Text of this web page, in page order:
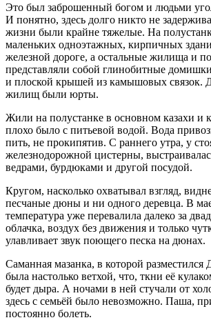
Это был заброшенный богом и людьми
И понятно, здесь долго никто не
жизни были крайне тяжелые. На
маленьких одноэтажных, кирпичных
железной дороге, а остальные жилища и
представляли собой глинобитные
и плоской крышей из камышовых связок.
жилищ были юрты.
Жили на полустанке в основном казахи и
плохо было с питьевой водой. Вода
пить, не прокипятив. С раннего утра, у
железнодорожной цистерны,
ведрами, бурдюками и другой посудой.
Кругом, насколько охватывал взгляд,
песчаные дюны и ни одного деревца. В
температура уже перевалила далеко за
облачка, воздух без движения и только
улавливает звук поющего песка на дюнах.
Саманная мазанка, в которой разместился
была настолько ветхой, что, ткни её
будет дыра. А ночами в ней стучали от
здесь с семьёй было невозможно. Паша,
постоянно болеть.